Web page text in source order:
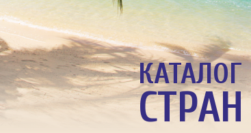
КАТАЛОГ
СТРАН